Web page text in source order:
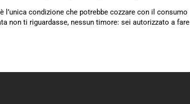
condizione che potrebbe cozzare con il consumo
non ti riguardasse, nessun timore: sei autorizzato a fare